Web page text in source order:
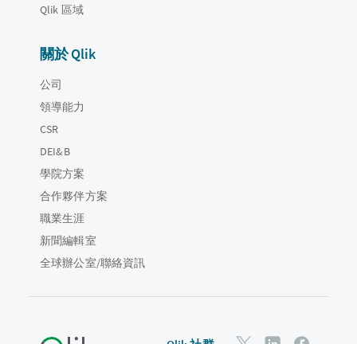
Qlik 區域
關於 Qlik
公司
領導能力
CSR
DEI&B
學院方案
合作夥伴方案
職業生涯
新聞編輯室
全球辦公室/聯絡資訊